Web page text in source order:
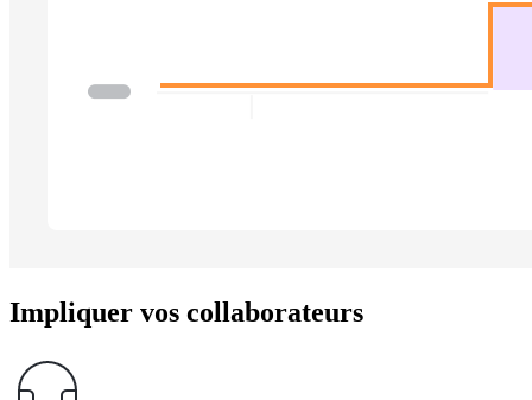
Impliquer vos collaborateurs